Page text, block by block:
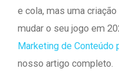
e cola, mas uma
mudar o seu jogo em
Marketing de Conteúdo
nosso artigo completo.